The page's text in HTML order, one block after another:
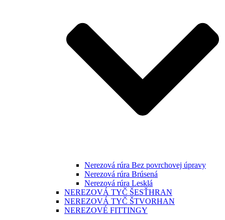
Nerezová rúra Bez povrchovej úpravy
Nerezová rúra Brúsená
Nerezová rúra Lesklá
NEREZOVÁ TYČ ŠESŤHRAN
NEREZOVÁ TYČ ŠTVORHAN
NEREZOVÉ FITTINGY